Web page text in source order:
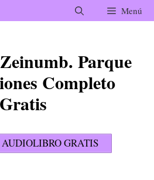
Menú
Parque
Completo
Gratis
GRATIS